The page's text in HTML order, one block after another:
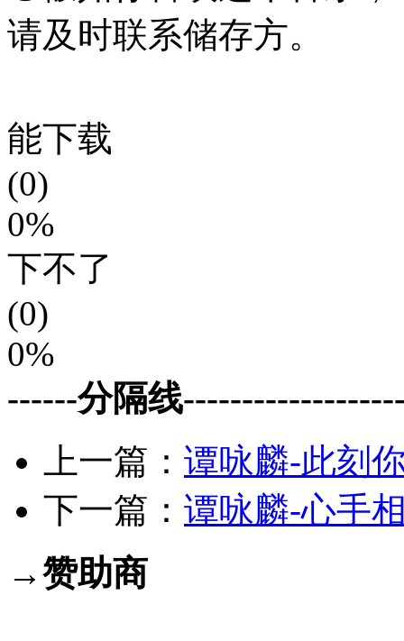
请及时联系储存方。
能下载
(0)
0%
下不了
(0)
0%
------分隔线
上一篇： 谭咏麟-此刻
下一篇： 谭咏麟-心手
→赞助商